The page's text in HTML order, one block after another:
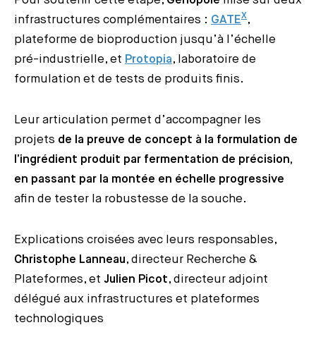
infrastructures complémentaires : GATEX,
plateforme de bioproduction jusqu’à l’échelle
pré-industrielle, et Protopia, laboratoire de
formulation et de tests de produits finis.
Leur articulation permet d’accompagner les
projets de la preuve de concept à la formulation de
l’ingrédient produit par fermentation de précision,
en passant par la montée en échelle progressive
afin de tester la robustesse de la souche.
Explications croisées avec leurs responsables,
Christophe Lanneau, directeur Recherche &
Plateformes, et Julien Picot, directeur adjoint
délégué aux infrastructures et plateformes
technologiques